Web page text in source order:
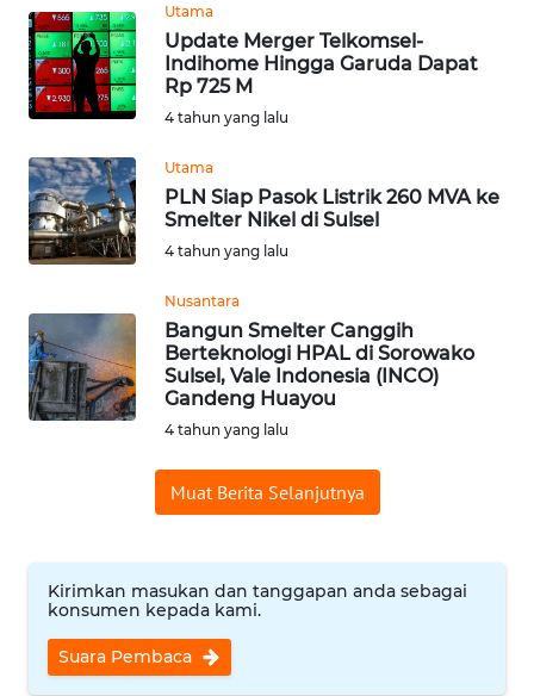
Utama
Update Merger Telkomsel-
Indihome Hingga Garuda Dapat
Rp 725 M
4 tahun yang lalu
Utama
PLN Siap Pasok Listrik 260 MVA ke
Smelter Nikel di Sulsel
4 tahun yang lalu
Nusantara
Bangun Smelter Canggih
Berteknologi HPAL di Sorowako
Sulsel, Vale Indonesia (INCO)
Gandeng Huayou
4 tahun yang lalu
Muat Berita Selanjutnya
Kirimkan masukan dan tanggapan anda sebagai
konsumen kepada kami.
Suara Pembaca
CIANJUR
WN
KEPULAUAN
WN
TANGERANG
BINJAI
WN
CIREBON
KUNINGAN
WN
MAJALENGKA